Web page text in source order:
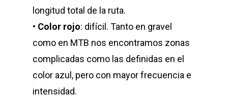
longitud total de la ruta.
• Color rojo: difícil. Tanto en gravel
como en MTB nos encontramos zonas
complicadas como las definidas en el
color azul, pero con mayor frecuencia e
intensidad.